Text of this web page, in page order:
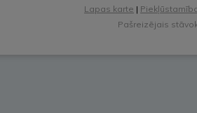
Lapas karte |
Pašreizējais